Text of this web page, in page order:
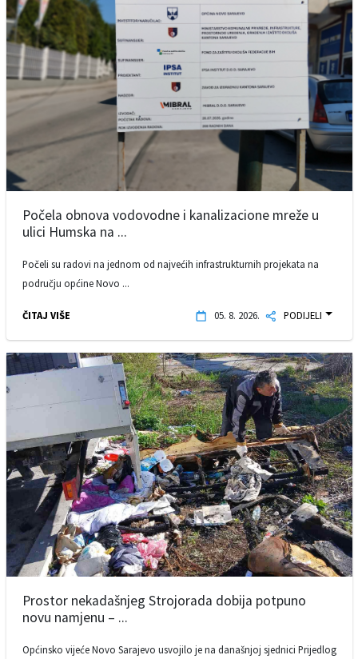
Počela obnova vodovodne i kanalizacione mreže u
ulici Humska na ...
Počeli su radovi na jednom od najvećih infrastrukturnih projekata na
području općine Novo ...
ČITAJ VIŠE 05. 8. 2026. PODIJELI
Prostor nekadašnjeg Strojorada dobija potpuno
novu namjenu – ...
Općinsko vijeće Novo Sarajevo usvojilo je na današnjoj sjednici Prijedlog